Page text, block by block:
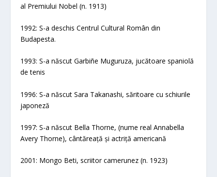
al Premiului Nobel (n. 1913)
1992: S-a deschis Centrul Cultural Român din
Budapesta.
1993: S-a născut Garbiñe Muguruza, jucătoare spaniolă
de tenis
1996: S-a născut Sara Takanashi, săritoare cu schiurile
japoneză
1997: S-a născut Bella Thorne, (nume real Annabella
Avery Thorne), cântăreață și actriță americană
2001: Mongo Beti, scriitor camerunez (n. 1923)